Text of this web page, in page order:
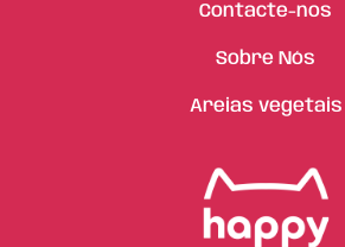
Contacte-nos
Sobre Nós
Areias vegetais